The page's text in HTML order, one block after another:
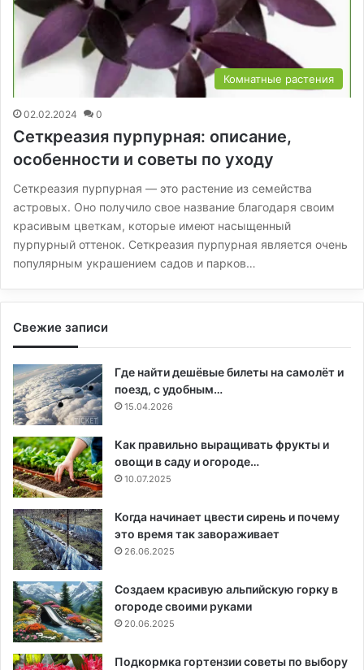
Комнатные растения
02.02.2024 0
Сеткреазия пурпурная: описание,
особенности и советы по уходу
Сеткреазия пурпурная — это растение из семейства
астровых. Оно получило свое название благодаря своим
красивым цветкам, которые имеют насыщенный
пурпурный оттенок. Сеткреазия пурпурная является очень
популярным украшением садов и парков…
Свежие записи
Где найти дешёвые билеты на самолёт и
поезд, с удобным…
15.04.2026
Как правильно выращивать фрукты и
овощи в саду и огороде…
10.07.2025
Когда начинает цвести сирень и почему
это время так завораживает
26.06.2025
Создаем красивую альпийскую горку в
огороде своими руками
20.06.2025
Подкормка гортензии советы по выбору